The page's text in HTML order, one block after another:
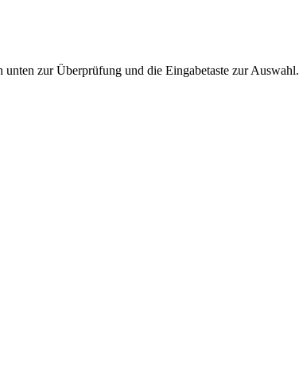
zur Überprüfung und die Eingabetaste zur Auswahl.